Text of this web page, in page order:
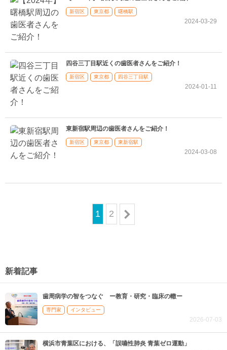
新宿区 東京都 曙橋駅
2024-03-29
四谷三丁目駅近くの歯医者さんをご紹介！
新宿区 東京都 四谷三丁目駅
2024-01-11
東新宿駅周辺の歯医者さんをご紹介！
新宿区 東京都 東新宿駅
2024-03-08
1
2
新着記事
歯周病学の智をつなぐ ー教育・研究・臨床の轍ー
専門家 インタビュー
2026-07-03
横浜市青葉区における、「誤嚥性肺炎 青葉ゼロ運動」